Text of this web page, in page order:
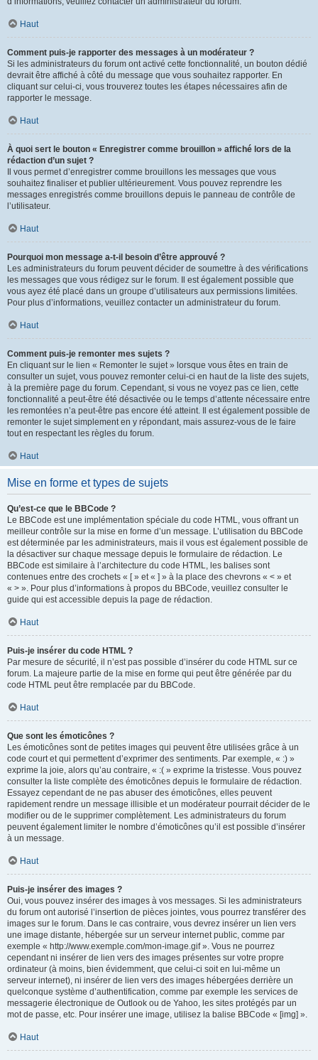
Haut
Comment puis-je rapporter des messages à un modérateur ?
Si les administrateurs du forum ont activé cette fonctionnalité, un bouton dédié
devrait être affiché à côté du message que vous souhaitez rapporter. En
cliquant sur celui-ci, vous trouverez toutes les étapes nécessaires afin de
rapporter le message.
Haut
À quoi sert le bouton « Enregistrer comme brouillon » affiché lors de la
rédaction d’un sujet ?
Il vous permet d’enregistrer comme brouillons les messages que vous
souhaitez finaliser et publier ultérieurement. Vous pouvez reprendre les
messages enregistrés comme brouillons depuis le panneau de contrôle de
l’utilisateur.
Haut
Pourquoi mon message a-t-il besoin d’être approuvé ?
Les administrateurs du forum peuvent décider de soumettre à des vérifications
les messages que vous rédigez sur le forum. Il est également possible que
vous ayez été placé dans un groupe d’utilisateurs aux permissions limitées.
Pour plus d’informations, veuillez contacter un administrateur du forum.
Haut
Comment puis-je remonter mes sujets ?
En cliquant sur le lien « Remonter le sujet » lorsque vous êtes en train de
consulter un sujet, vous pouvez remonter celui-ci en haut de la liste des sujets,
à la première page du forum. Cependant, si vous ne voyez pas ce lien, cette
fonctionnalité a peut-être été désactivée ou le temps d’attente nécessaire entre
les remontées n’a peut-être pas encore été atteint. Il est également possible de
remonter le sujet simplement en y répondant, mais assurez-vous de le faire
tout en respectant les règles du forum.
Haut
Mise en forme et types de sujets
Qu’est-ce que le BBCode ?
Le BBCode est une implémentation spéciale du code HTML, vous offrant un
meilleur contrôle sur la mise en forme d’un message. L’utilisation du BBCode
est déterminée par les administrateurs, mais il vous est également possible de
la désactiver sur chaque message depuis le formulaire de rédaction. Le
BBCode est similaire à l’architecture du code HTML, les balises sont
contenues entre des crochets « [ » et « ] » à la place des chevrons « < » et
« > ». Pour plus d’informations à propos du BBCode, veuillez consulter le
guide qui est accessible depuis la page de rédaction.
Haut
Puis-je insérer du code HTML ?
Par mesure de sécurité, il n’est pas possible d’insérer du code HTML sur ce
forum. La majeure partie de la mise en forme qui peut être générée par du
code HTML peut être remplacée par du BBCode.
Haut
Que sont les émoticônes ?
Les émoticônes sont de petites images qui peuvent être utilisées grâce à un
code court et qui permettent d’exprimer des sentiments. Par exemple, « :) »
exprime la joie, alors qu’au contraire, « :( » exprime la tristesse. Vous pouvez
consulter la liste complète des émoticônes depuis le formulaire de rédaction.
Essayez cependant de ne pas abuser des émoticônes, elles peuvent
rapidement rendre un message illisible et un modérateur pourrait décider de le
modifier ou de le supprimer complètement. Les administrateurs du forum
peuvent également limiter le nombre d’émoticônes qu’il est possible d’insérer
à un message.
Haut
Puis-je insérer des images ?
Oui, vous pouvez insérer des images à vos messages. Si les administrateurs
du forum ont autorisé l’insertion de pièces jointes, vous pourrez transférer des
images sur le forum. Dans le cas contraire, vous devrez insérer un lien vers
une image distante, hébergée sur un serveur internet public, comme par
exemple « http://www.exemple.com/mon-image.gif ». Vous ne pourrez
cependant ni insérer de lien vers des images présentes sur votre propre
ordinateur (à moins, bien évidemment, que celui-ci soit en lui-même un
serveur internet), ni insérer de lien vers des images hébergées derrière un
quelconque système d’authentification, comme par exemple les services de
messagerie électronique de Outlook ou de Yahoo, les sites protégés par un
mot de passe, etc. Pour insérer une image, utilisez la balise BBCode « [img] ».
Haut